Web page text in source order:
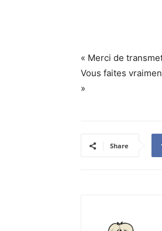
« Merci de
Vous faites
»
Share